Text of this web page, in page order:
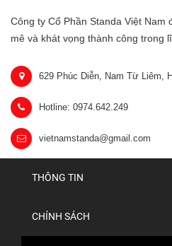
Công ty Cổ Phần Standa Việt Nam
mê và khát vọng thành công trong
629 Phúc Diễn, Nam Từ Liêm,
Hotline: 0974.642.249
vietnamstanda@gmail.com
THÔNG TIN
CHÍNH SÁCH